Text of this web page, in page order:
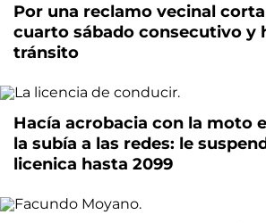
Por una reclamo vecinal
cuarto sábado consecutivo y
tránsito
Hacía acrobacia con la moto
la subía a las redes: le
licenica hasta 2099